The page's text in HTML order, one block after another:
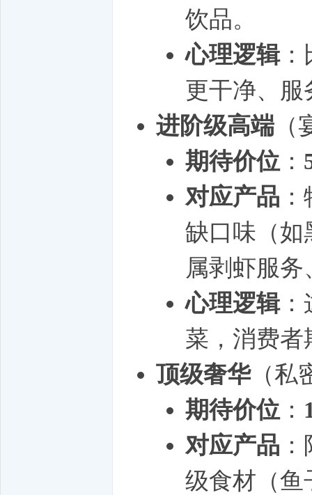
饮品。
心理逻辑：
更干净、服
进阶级高端
期待价位 ：
对应产品
缺口味（如
属剥虾服
心理逻辑：
菜，消费者
顶级奢华（私
期待价位 ：
对应产品
级食材（鱼